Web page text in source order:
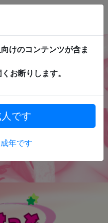
けのコンテンツが含ま
お断りします。
です
年です